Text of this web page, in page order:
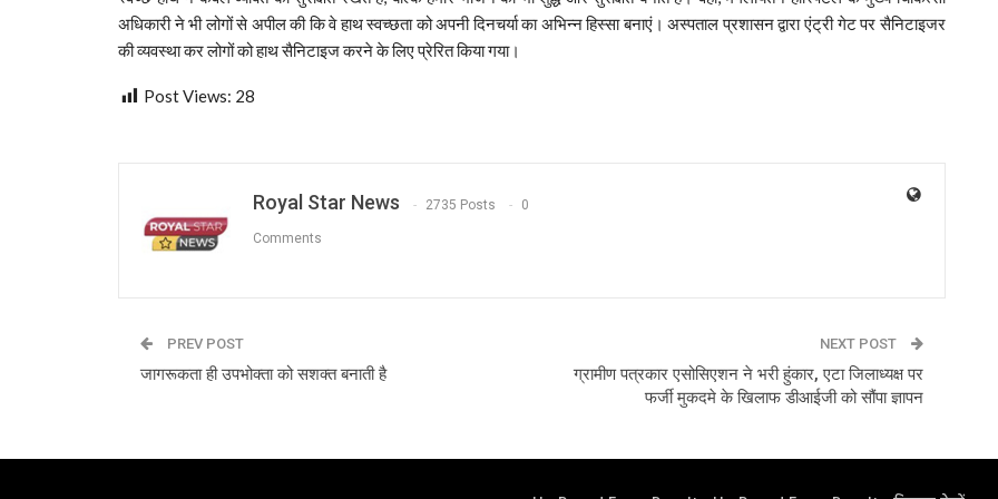
अधिकारी ने भी लोगों से अपील की कि वे हाथ स्वच्छता को अपनी दिनचर्या का अभिन्न हिस्सा बनाएं। अस्पताल प्रशासन द्वारा एंट्री गेट पर सैनिटाइजर
की व्यवस्था कर लोगों को हाथ सैनिटाइज करने के लिए प्रेरित किया गया।
Post Views: 28
Royal Star News 2735 Posts 0
Comments
PREV POST
जागरूकता ही उपभोक्ता को सशक्त बनाती है
NEXT POST
ग्रामीण पत्रकार एसोसिएशन ने भरी हुंकार, एटा जिलाध्यक्ष पर
फर्जी मुकदमे के खिलाफ डीआईजी को सौंपा ज्ञापन